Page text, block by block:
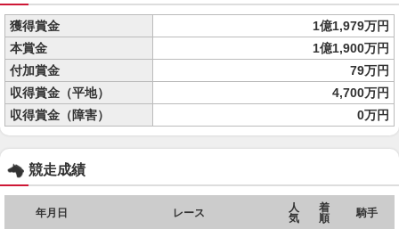
獲得賞金
1億1,979万円
本賞金
1億1,900万円
付加賞金
79万円
収得賞金（平地）
4,700万円
収得賞金（障害）
0万円
競走成績
年月日 レース
人
気
着
順
騎手